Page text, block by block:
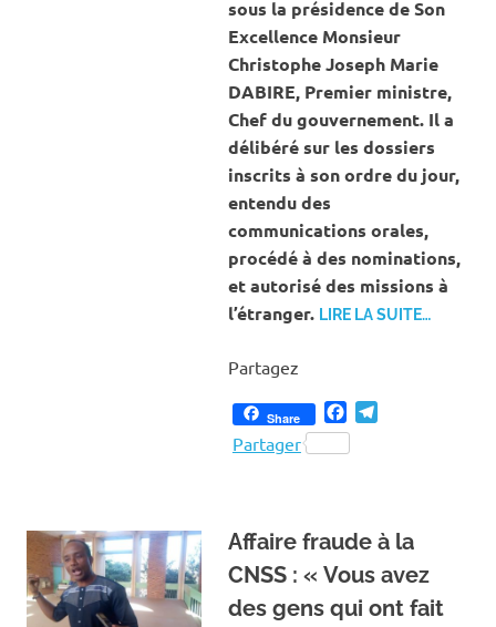
sous la présidence de Son
Excellence Monsieur
Christophe Joseph Marie
DABIRE, Premier ministre,
Chef du gouvernement. Il a
délibéré sur les dossiers
inscrits à son ordre du jour,
entendu des
communications orales,
procédé à des nominations,
et autorisé des missions à
l’étranger. LIRE LA SUITE…
Partagez
Share Facebook
Partager
Affaire fraude à la
CNSS : « Vous avez
des gens qui ont fait